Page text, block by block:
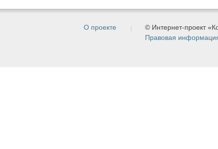
О проекте
© Интернет-проект
Правовая